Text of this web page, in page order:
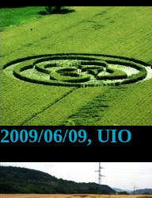
2009/06/09, UIO